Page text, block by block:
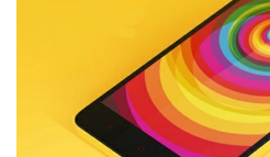
reservados